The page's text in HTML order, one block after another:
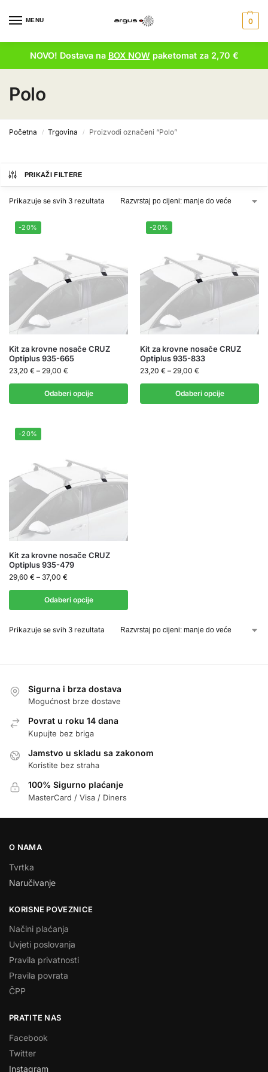
MENU 0
NOVO! Dostava na BOX NOWpaketomat za 2,70 €
Polo
Početna / Trgovina / Proizvodi označeni “Polo”
PRIKAŽI FILTERE
Prikazuje se svih 3 rezultata
-20%
Kit za krovne nosače CRUZ
Optiplus 935-665
23,20 € – 29,00 €
Odaberi opcije
-20%
Kit za krovne nosače CRUZ
Optiplus 935-833
23,20 € – 29,00 €
Odaberi opcije
-20%
Kit za krovne nosače CRUZ
Optiplus 935-479
29,60 € – 37,00 €
Odaberi opcije
Prikazuje se svih 3 rezultata
Sigurna i brza dostava
Mogućnost brze dostave
Povrat u roku 14 dana
Kupujte bez briga
Jamstvo u skladu sa zakonom
Koristite bez straha
100% Sigurno plaćanje
MasterCard / Visa / Diners
O NAMA
Tvrtka
Naručivanje
KORISNE POVEZNICE
Načini plaćanja
Uvjeti poslovanja
Pravila privatnosti
Pravila povrata
ČPP
PRATITE NAS
Facebook
Twitter
Instagram